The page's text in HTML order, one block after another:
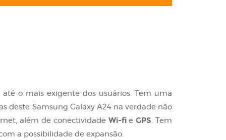
o mais exigente dos usuários. Tem uma
deste Samsung Galaxy A24 na verdade não
além de conectividade Wi-fieGPS. Tem
a possibilidade de expansão.